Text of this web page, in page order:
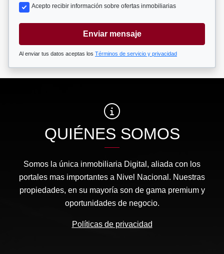
Acepto recibir información sobre ofertas inmobiliarias
Enviar mensaje
Al enviar tus datos aceptas los Términos de servicio y privacidad
QUIÉNES SOMOS
Somos la única inmobiliaria Digital, aliada con los
portales mas importantes a Nivel Nacional. Nuestras
propiedades, en su mayoría son de gama premium y
oportunidades de negocio.
Políticas de privacidad